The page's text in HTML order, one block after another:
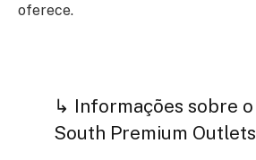
oferece.
↳ Informações sobre o
South Premium Outlets